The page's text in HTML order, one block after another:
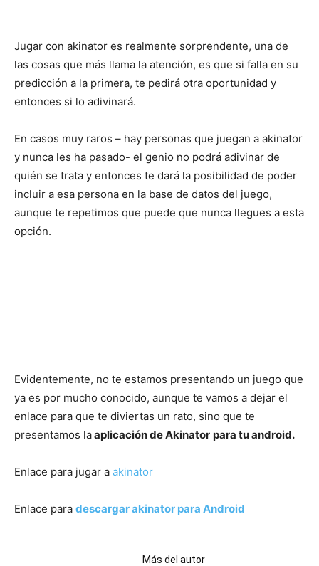
Jugar con akinator es realmente sorprendente, una de
las cosas que más llama la atención, es que si falla en su
predicción a la primera, te pedirá otra oportunidad y
entonces si lo adivinará.
En casos muy raros – hay personas que juegan a akinator
y nunca les ha pasado- el genio no podrá adivinar de
quién se trata y entonces te dará la posibilidad de poder
incluir a esa persona en la base de datos del juego,
aunque te repetimos que puede que nunca llegues a esta
opción.
Evidentemente, no te estamos presentando un juego que
ya es por mucho conocido, aunque te vamos a dejar el
enlace para que te diviertas un rato, sino que te
presentamos laaplicación de Akinator para tu android.
Enlace para jugar a akinator
Enlace para descargar akinator para Android
Más del autor